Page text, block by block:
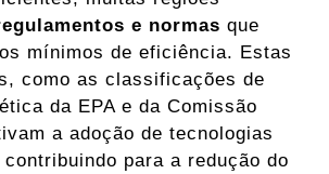
e normas que
mínimos de eficiência. Estas
como as classificações de
da EPA e da Comissão
a adoção de tecnologias
para a redução do